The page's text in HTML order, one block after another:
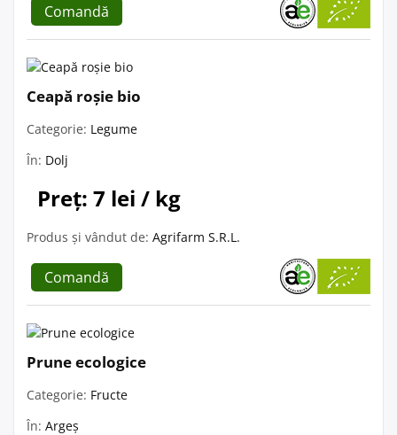
Comandă
Ceapă roșie bio
Categorie: Legume
În: Dolj
Preț: 7 lei / kg
Produs și vândut de: Agrifarm S.R.L.
Comandă
Prune ecologice
Categorie: Fructe
În: Argeș